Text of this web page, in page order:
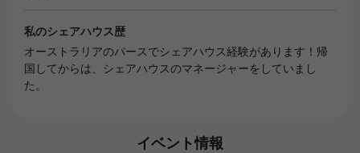
私のシェアハウス歴
オーストラリアのパースでシェアハウス経験があります！帰
国してからは、シェアハウスのマネージャーをしていまし
た。
イベント情報